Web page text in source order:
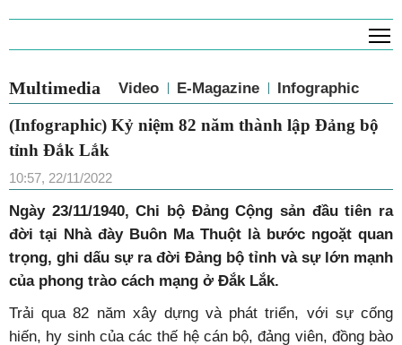
Multimedia Video E-Magazine Infographic
(Infographic) Kỷ niệm 82 năm thành lập Đảng bộ
tỉnh Đắk Lắk
10:57, 22/11/2022
Ngày 23/11/1940, Chi bộ Đảng Cộng sản đầu tiên ra
đời tại Nhà đày Buôn Ma Thuột là bước ngoặt quan
trọng, ghi dấu sự ra đời Đảng bộ tỉnh và sự lớn mạnh
của phong trào cách mạng ở Đắk Lắk.
Trải qua 82 năm xây dựng và phát triển, với sự cống
hiến, hy sinh của các thế hệ cán bộ, đảng viên, đồng bào